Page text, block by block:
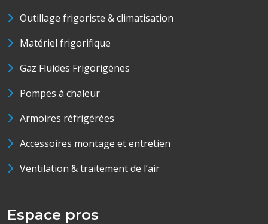
Outillage frigoriste & climatisation
Matériel frigorifique
Gaz Fluides Frigorigènes
Pompes à chaleur
Armoires réfrigérées
Accessoires montage et entretien
Ventilation & traitement de l’air
Espace pros